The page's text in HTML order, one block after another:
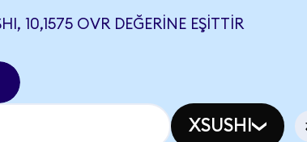
10,1575 OVR DEĞERINE EŞITTIR
XSUSHI